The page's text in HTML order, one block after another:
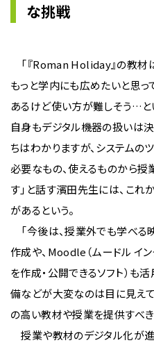
な挑戦
「『Roman Holiday』の教材
もっと学内にも広めたいと思っ
あるけど使い方が難しそう…と
自身もデジタル機器の扱いは
ちはわかりますが、システムの
必要なもの、使えるものから
す」と話す濱田先生には、これ
があるという。
「今後は、授業外でも学べる
作成や、Moodle（ムードル イ
を作成・公開できるソフト）も
備などが大変なのは目に見え
の高い教材や授業を提供すべき
授業や教材のデジタル化が